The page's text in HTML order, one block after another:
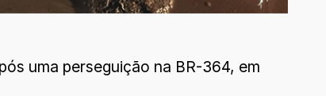
uma perseguição na BR-364, em